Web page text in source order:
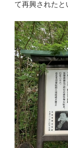
て再興されたと